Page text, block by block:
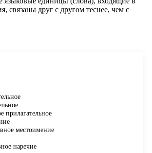
связаны друг с другом теснее, чем с
прилагательное
местоимение
наречие